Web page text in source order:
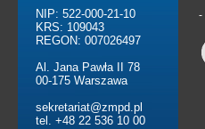
NIP: 522-000-21-10
KRS: 109043
REGON: 007026497
Al. Jana Pawła II 78
00-175 Warszawa
sekretariat@zmpd.pl
tel. +48 22 536 10 00
-